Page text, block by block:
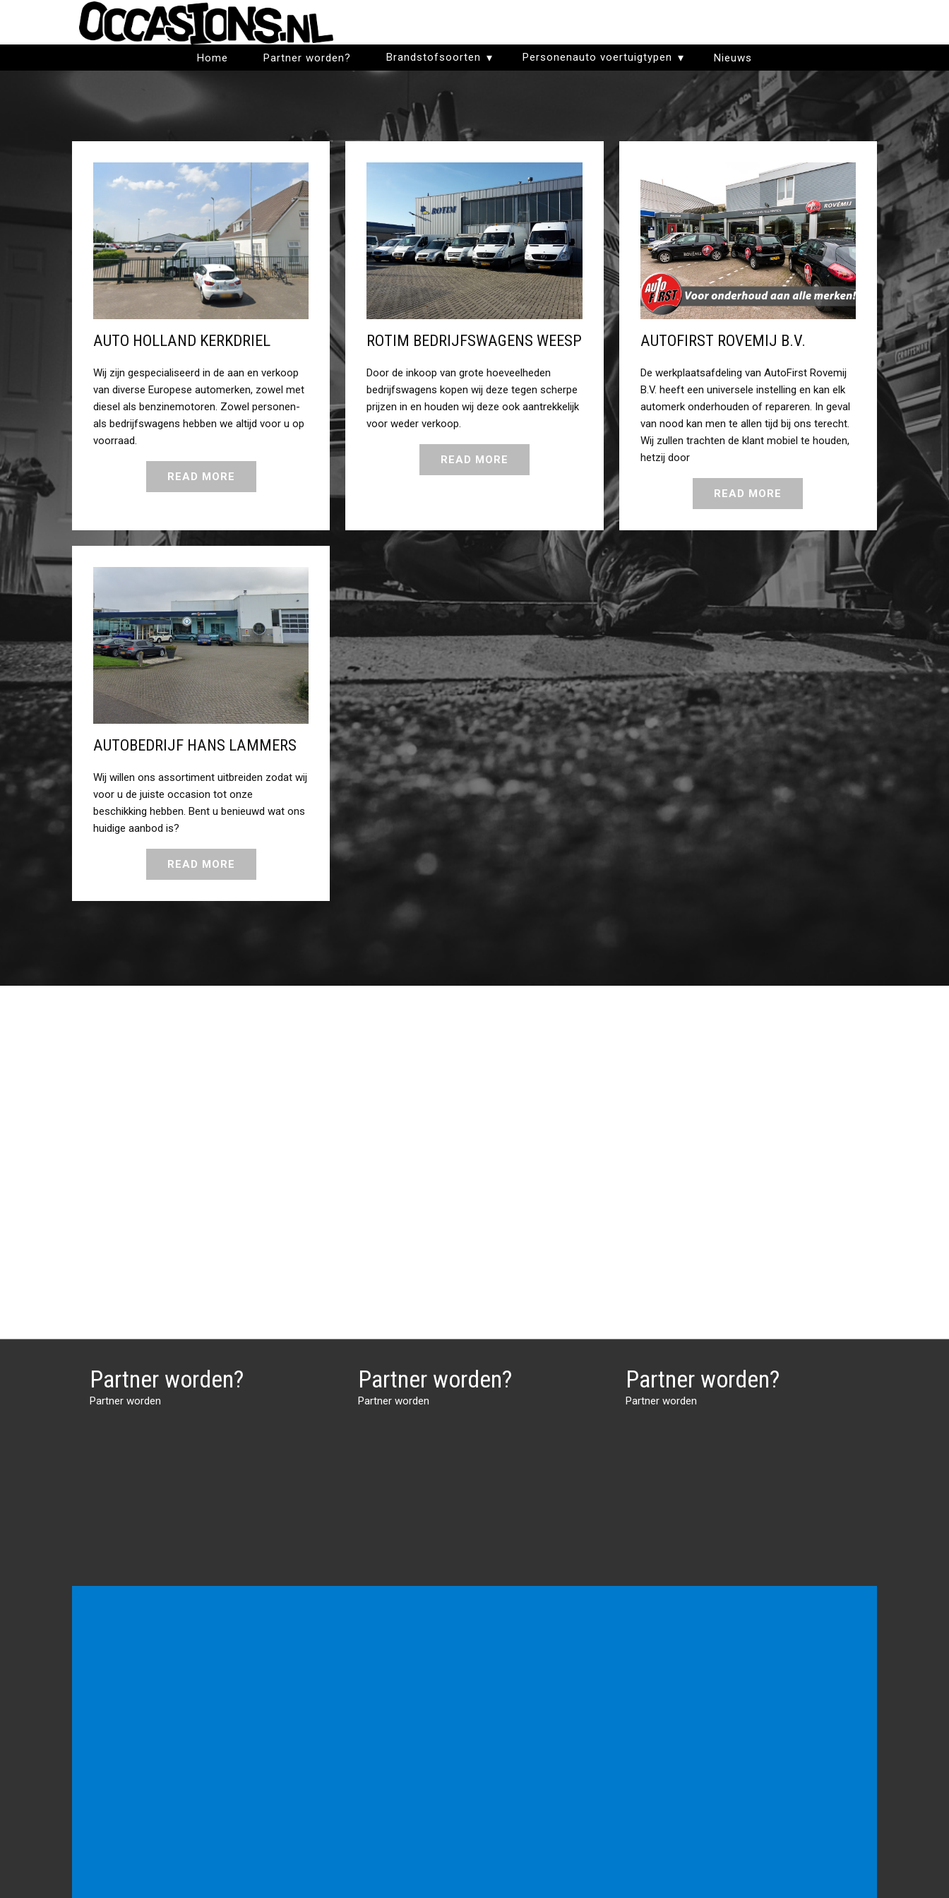
Home Partner worden? Brandstofsoorten Personenauto voertuigtypen Nieuws
AUTO HOLLAND KERKDRIEL
Wij zijn gespecialiseerd in de aan en verkoop
van diverse Europese automerken, zowel met
diesel als benzinemotoren. Zowel personen-
als bedrijfswagens hebben we altijd voor u op
voorraad.
READ MORE
ROTIM BEDRIJFSWAGENS WEESP
Door de inkoop van grote hoeveelheden
bedrijfswagens kopen wij deze tegen scherpe
prijzen in en houden wij deze ook aantrekkelijk
voor weder verkoop.
READ MORE
AUTOFIRST ROVEMIJ B.V.
De werkplaatsafdeling van AutoFirst Rovemij
B.V. heeft een universele instelling en kan elk
automerk onderhouden of repareren. In geval
van nood kan men te allen tijd bij ons terecht.
Wij zullen trachten de klant mobiel te houden,
hetzij door
READ MORE
AUTOBEDRIJF HANS LAMMERS
Wij willen ons assortiment uitbreiden zodat wij
voor u de juiste occasion tot onze
beschikking hebben. Bent u benieuwd wat ons
huidige aanbod is?
READ MORE
Partner worden?
Partner worden
Partner worden?
Partner worden
Partner worden?
Partner worden